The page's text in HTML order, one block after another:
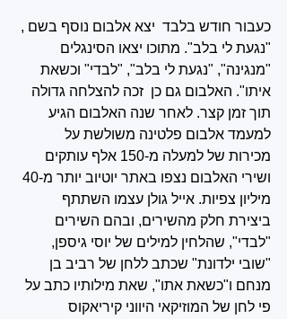
כעבור חודש בלבד  יצא אלבום נוסף בשם ,
"נגעת לי בלב". מתוכו יצאו הסינגלים
"מנגינה", "נגעת לי בלב", "לבדי" וכשאת
איתו". האלבום גם כן  זכה להצלחה גדולה
תוך זמן קצר. לאחר שנה האלבום הגיע
למעמד אלבום פלטינה משולשת על
מכירות של למעלה מ-150 אלף עותקים‏
מיליון צפיות. אייל גולן עצמו השתתף
ביצירת חלק מהשירים, ובהם השירים
"לבדי", שהלחין למילים של יוסי גיספן,
"שובי ילדונת" שכתב ללחן של רביב בן
מנחם ו"כשאת אתו", שאת מילותיו כתב על
פי לחן של המוזיקאי היווני קיריאקוס